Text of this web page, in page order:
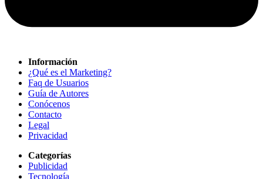
Información
¿Qué es el Marketing?
Faq de Usuarios
Guía de Autores
Conócenos
Contacto
Legal
Privacidad
Categorías
Publicidad
Tecnología